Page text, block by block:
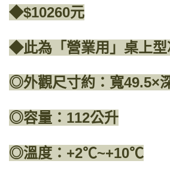
◆$10260元
◆此為「營業用」桌上型
◎外觀尺寸約：寬49.5×
◎容量：112公升
◎溫度：+2℃~+10℃